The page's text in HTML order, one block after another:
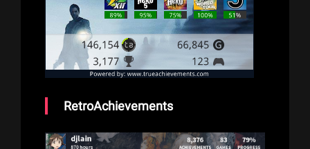
RetroAchievements